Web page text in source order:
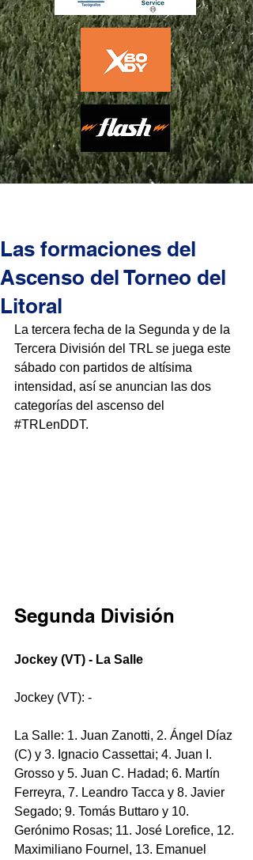
Las formaciones del
Ascenso del Torneo del
Litoral
La tercera fecha de la Segunda y de la
Tercera División del TRL se juega este
sábado con partidos de altísima
intensidad, así se anuncian las dos
categorías del ascenso del
#TRLenDDT.
Segunda División
Jockey (VT) - La Salle
Jockey (VT): -
La Salle: 1. Juan Zanotti, 2. Ángel Díaz
(C) y 3. Ignacio Cassettai; 4. Juan I.
Grosso y 5. Juan C. Hadad; 6. Martín
Ferreyra, 7. Leandro Tacca y 8. Javier
Segado; 9. Tomás Buttaro y 10.
Gerónimo Rosas; 11. José Lorefice, 12.
Maximiliano Fournel, 13. Emanuel